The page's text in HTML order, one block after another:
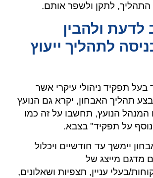
התהליך, לתקן ולשפר אותם.
ולהבין
לתהליך ייעוץ
בעל תפקיד ניהולי עיקרי אשר
תהליך האבחון, יקרא גם הנועץ
המנהל הנועץ, תחשבו על זה כמו
על תפקיד" בצבא.
יימשך עד חודשיים ויכלול
מדגם מייצג של
בעלי עניין, תצפיות ושאלונים,